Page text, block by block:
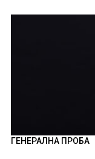
ГЕНЕРАЛНА ПРОБА